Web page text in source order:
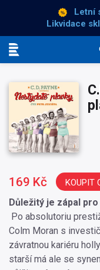
Letní
Likvidace
Důležitý je zápal
Po absolutoriu
Colm Moran s
závratnou kariéru
starší má ale se
169 Kč KOUPIT